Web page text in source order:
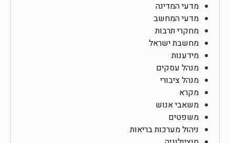
מדעי המדינה
מדעי המחשב
מחקרי תרבות
מחשבת ישראל
מידענות
מנהל עסקים
מנהל ציבורי
מקרא
משאבי אנוש
משפטים
ניהול מערכות בריאות